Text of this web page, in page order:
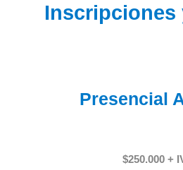
Inscripciones
Presencial
$250.000 +